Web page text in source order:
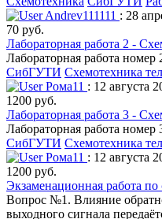
Andrev111111 : 28
70 руб.
Лабораторная работа 2 -
Лабораторная работа
СибГУТИ Схемотехника
Рома11 : 12 августа
1200 руб.
Лабораторная работа 3 -
Лабораторная работа
СибГУТИ Схемотехника
Рома11 : 12 августа
1200 руб.
Экзаменационная работа
Вопрос №1. Влияние
выходного сигнала